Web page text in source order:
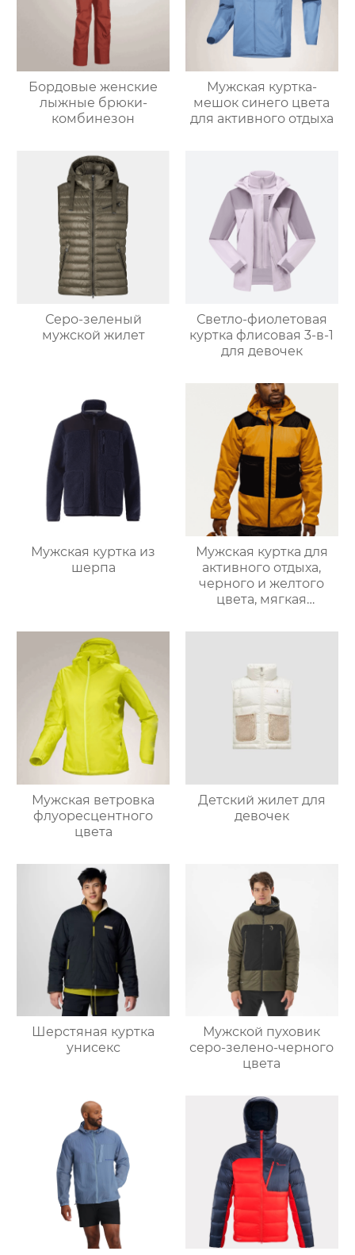
Бордовые женские
лыжные брюки-
комбинезон
Мужская куртка-
мешок синего цвета
для активного отдыха
Серо-зеленый
мужской жилет
Светло-фиолетовая
куртка флисовая 3-в-1
для девочек
Мужская куртка из
шерпа
Мужская куртка для
активного отдыха,
черного и желтого
цвета, мягкая
Мужская ветровка
флуоресцентного
цвета
Детский жилет для
девочек
Шерстяная куртка
унисекс
Мужской пуховик
серо-зелено-черного
цвета